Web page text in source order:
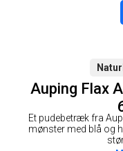
Auping Flax
Et pudebetræk fra
mønster med blå og